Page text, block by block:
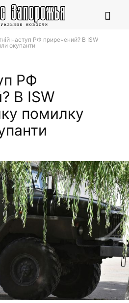
наступ РФ приречений? В ISW
окупанти
РФ
В ISW
помилку